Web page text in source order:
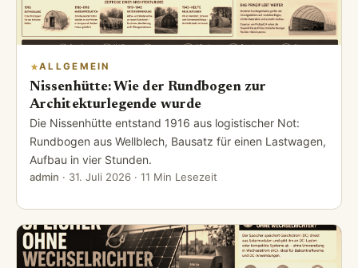
ALLGEMEIN
Nissenhütte: Wie der Rundbogen zur
Architekturlegende wurde
Die Nissenhütte entstand 1916 aus logistischer Not:
Rundbogen aus Wellblech, Bausatz für einen Lastwagen,
Aufbau in vier Stunden.
admin · 31. Juli 2026 · 11 Min Lesezeit